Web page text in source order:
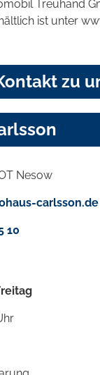
Treuhand
ist unter
zu
Nesow
carlsson.de
10